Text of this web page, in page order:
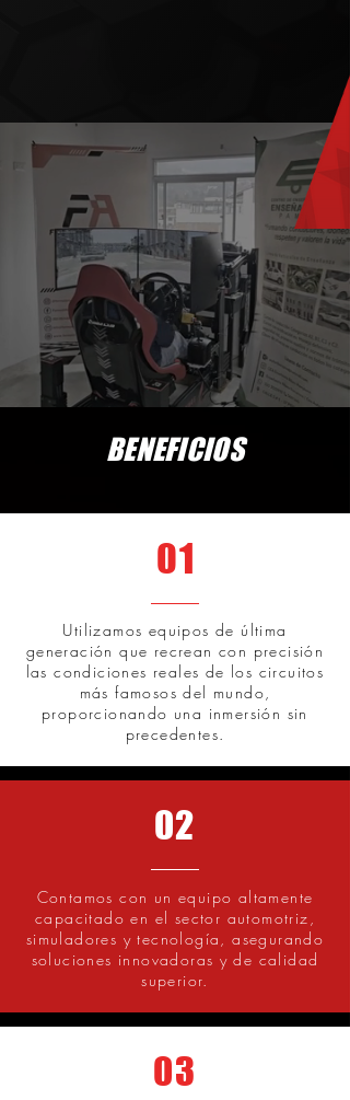
BENEFICIOS
01
Utilizamos equipos de última
generación que recrean con precisión
las condiciones reales de los circuitos
más famosos del mundo,
proporcionando una inmersión sin
precedentes.
02
Contamos con un equipo altamente
capacitado en el sector automotriz,
simuladores y tecnología, asegurando
soluciones innovadoras y de calidad
superior.
03